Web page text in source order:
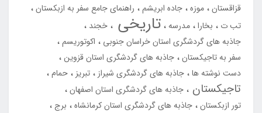
قزاقستان موزه جاده ابریشم
راهنمای جامع سفر به ازبکستان
تب ت
بخارا مدرسه تاریخی
خجند
جاذبه های گردشگری استان خراسان جنوبی
اکوتوریسم
سفر به تاجیکستان جاذبه های گردشگری استان قزوین
دست نوشته ها جاذبه های گردشگری شیراز تبریز حمام
تاجیکستان
جاذبه های گردشگری استان اصفهان
تور ازبکستان جاذبه های گردشگری استان کرمانشاه
برج